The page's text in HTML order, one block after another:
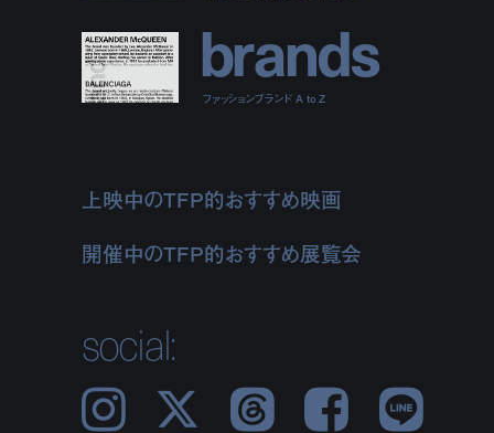
brands
ファッションブランド A to Z
上映中のTFP的おすすめ映画
開催中のTFP的おすすめ展覧会
social:
Instagram 𝕏 Threads Facebook LINE